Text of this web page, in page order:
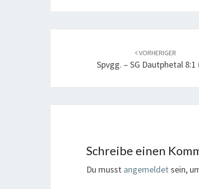
VORHERIGER
Spvgg. – SG Dautphetal 8:1
Schreibe einen
Du musst angemeldet sein,